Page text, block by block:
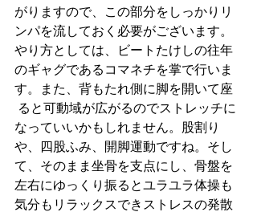
がりますので、この部分をしっかりリ
ンパを流しておく必要がございます。
やり方としては、ビートたけしの往年
のギャグであるコマネチを掌で行いま
す。また、背もたれ側に脚を開いて座
なっていいかもしれません。股割り
や、四股ふみ、開脚運動ですね。そし
て、そのまま坐骨を支点にし、骨盤を
左右にゆっくり振るとユラユラ体操も
気分もリラックスできストレスの発散